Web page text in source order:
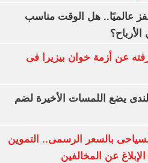
عالميًا.. هل الوقت مناسب
عن أزمة خوان بيزيرا فى
يضع اللمسات الأخيرة لضم
بالسعر الرسمى.. التموين
عن المخالفين